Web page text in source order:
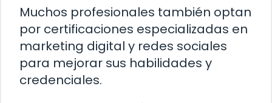
Muchos profesionales también optan
por certificaciones especializadas en
marketing digital y redes sociales
para mejorar sus habilidades y
credenciales.